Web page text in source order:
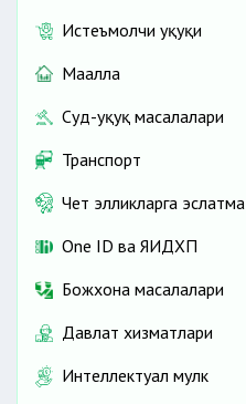
Истеъмолчи ҳуқуқи
Маҳалла
Суд-ҳуқуқ масалалари
Транспорт
Чет элликларга эслатма
One ID ва ЯИДХП
Божхона масалалари
Давлат хизматлари
Интеллектуал мулк